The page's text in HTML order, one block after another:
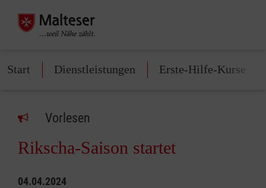
Start Dienstleistungen Erste-Hilfe-Kurse
Vorlesen
Rikscha-Saison startet
04.04.2024